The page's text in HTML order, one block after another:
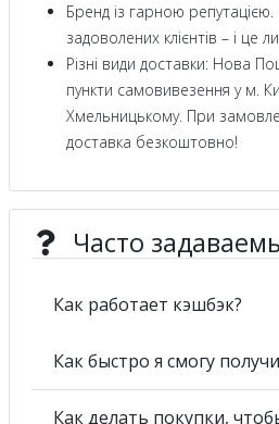
Бренд із гарною
задоволених клієнтів – і це
Різні види доставки: Нова
пункти самовивезення у м.
Хмельницькому. При
доставка безкоштовно!
Часто
Как работает кэшбэк?
Как быстро я смогу
Как делать покупки,